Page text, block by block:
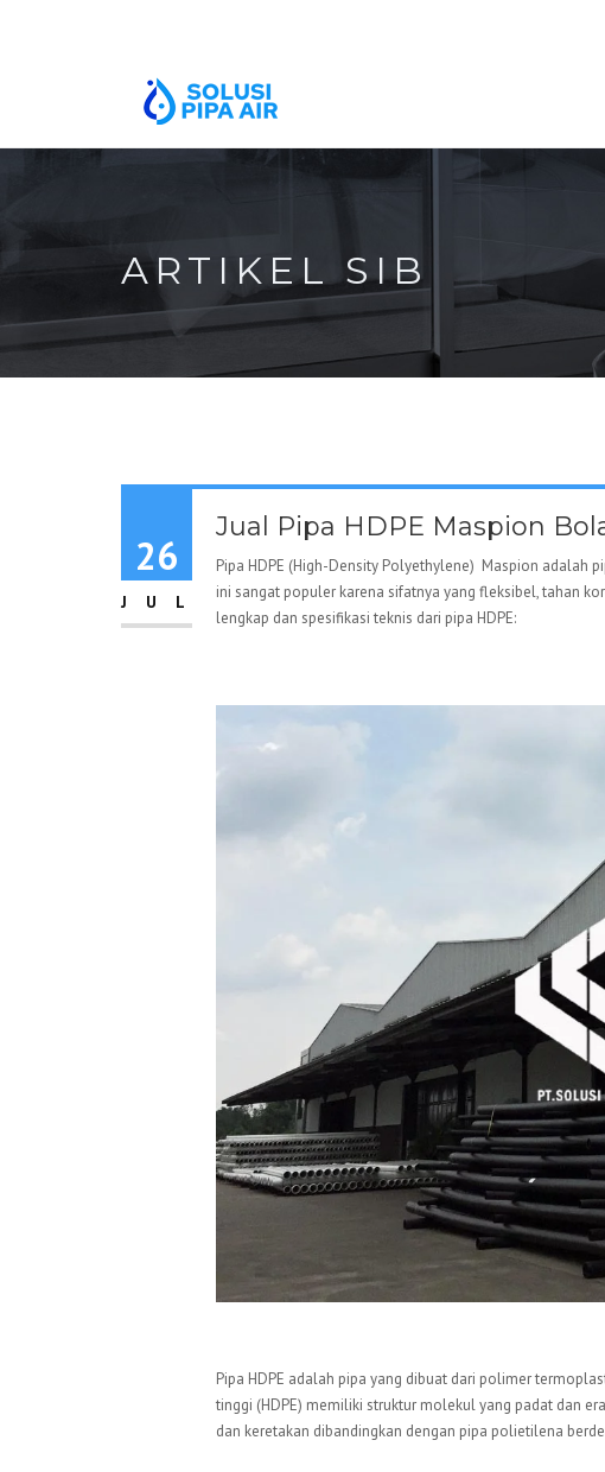
ARTIKEL SIB
26
JUL
Jual Pipa HDPE Maspion
Pipa HDPE (High-Density Polyethylene) Maspion adalah
ini sangat populer karena sifatnya yang fleksibel, tahan
lengkap dan spesifikasi teknis dari pipa HDPE:
Pipa HDPE adalah pipa yang dibuat dari polimer
tinggi (HDPE) memiliki struktur molekul yang padat dan
dan keretakan dibandingkan dengan pipa polietilena